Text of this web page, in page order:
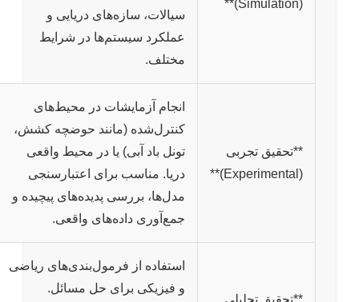
سیالات، سازه‌های دریایی و
عملکرد سیستم‌ها در شرایط
مختلف.
**تحقیق تجربی
انجام آزمایشات در محیط‌های
کنترل‌شده (مانند حوضچه کشش،
تونل باد آبی) یا در محیط واقعی
دریا. مناسب برای اعتبارسنجی
مدل‌ها، بررسی پدیده‌های پیچیده و
جمع‌آوری داده‌های واقعی.
**تحقیق تحلیلی
استفاده از فرمول‌بندی‌های ریاضی
و فیزیکی برای حل مسائل.